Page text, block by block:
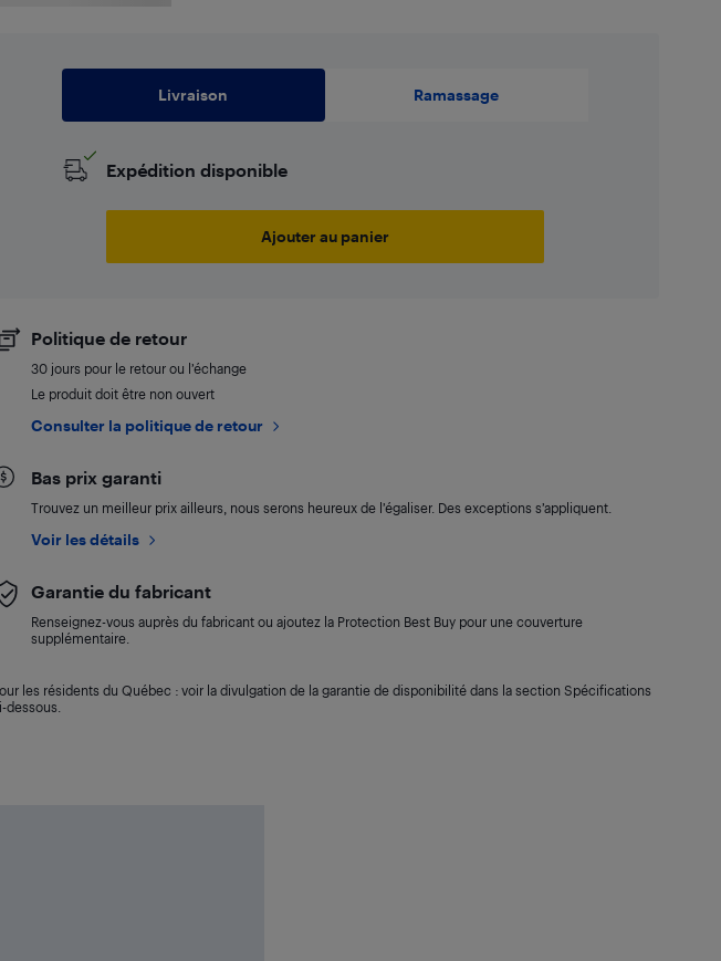
Livraison Ramassage
Expédition disponible
Ajouter au panier
Politique de retour
30 jours pour le retour ou l’échange
Le produit doit être non ouvert
Consulter la politique de retour
Bas prix garanti
Trouvez un meilleur prix ailleurs, nous serons heureux de l’égaliser. Des exceptions s’appliquent.
Voir les détails
Garantie du fabricant
Renseignez-vous auprès du fabricant ou ajoutez la Protection Best Buy pour une couverture
supplémentaire.
les résidents du Québec : voir la divulgation de la garantie de disponibilité dans la section Spécifications
dessous.